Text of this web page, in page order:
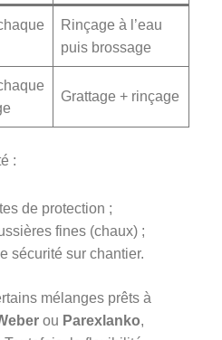
Rinçage à l’eau
puis brossage
Grattage + rinçage
:
de protection ;
fines (chaux) ;
sécurité sur chantier.
mélanges prêts à
ou Parexlanko,